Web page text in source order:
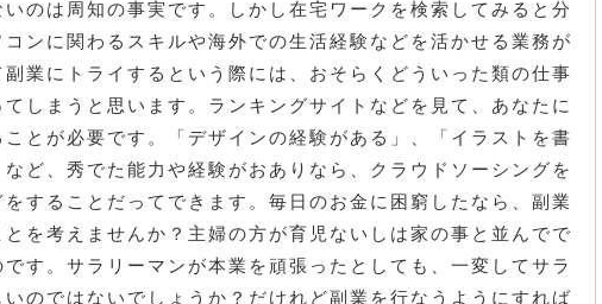
のは周知の事実です。しかし在宅ワークを検索してみると分
ンに関わるスキルや海外での生活経験などを活かせる業務が
業にトライするという際には、おそらくどういった類の仕事
しまうと思います。ランキングサイトなどを見て、あなたに
とが必要です。「デザインの経験がある」、「イラストを書
ど、秀でた能力や経験がおありなら、クラウドソーシングを
することだってできます。毎日のお金に困窮したなら、副業
を考えませんか？主婦の方が育児ないしは家の事と並んでで
す。サラリーマンが本業を頑張ったとしても、一変してサラ
のではないでしょうか？だけれど副業を行なうようにすれば